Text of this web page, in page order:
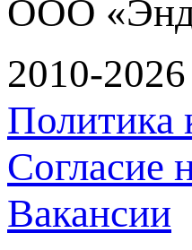
ООО
2010-
Политика
Согласие
Вакансии